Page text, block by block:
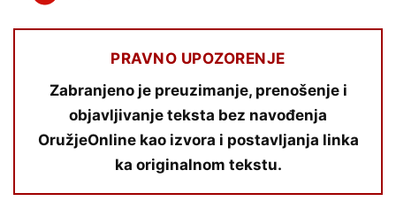
PRAVNO UPOZORENJE
Zabranjeno je preuzimanje, prenošenje i
objavljivanje teksta bez navođenja
OružjeOnline kao izvora i postavljanja linka
ka originalnom tekstu.